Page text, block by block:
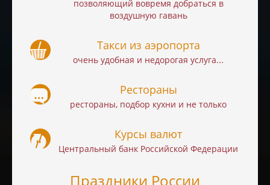
позволяющий вовремя добраться в
воздушную гавань
Такси из аэропорта
очень удобная и недорогая услуга...
Рестораны
рестораны, подбор кухни и не только
Курсы валют
Центральный банк Российской Федерации
Праздники России